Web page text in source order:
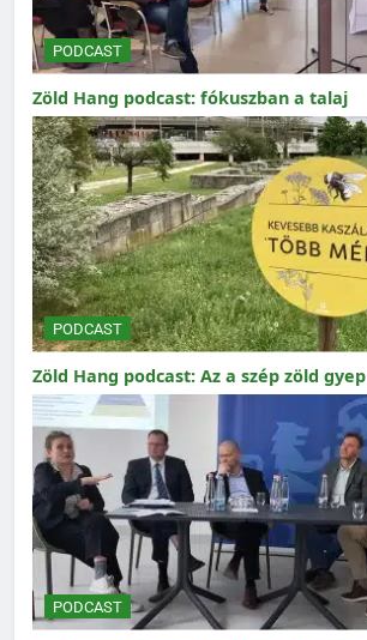
PODCAST
Zöld Hang podcast: fókuszban a talaj
PODCAST
Zöld Hang podcast: Az a szép zöld gyep
PODCAST